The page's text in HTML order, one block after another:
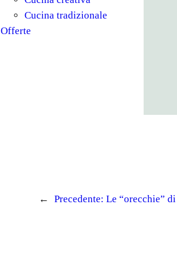
Cucina tradizionale
Offerte
← Precedente: Le “orecchie”